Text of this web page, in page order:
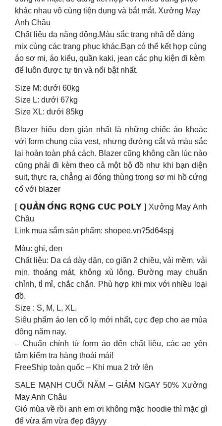
khác nhau vô cùng tiện dụng và bắt mắt. Xưởng May
Anh Châu
Chất liệu dạ năng động.Màu sắc trang nhã dễ dàng
mix cùng các trang phục khác.Bạn có thể kết hợp cùng
áo sơ mi, áo kiểu, quần kaki, jean các phụ kiện đi kèm
để luôn được tự tin và nổi bật nhất.
Size M: dưới 60kg
Size L: dưới 67kg
Size XL: dưới 85kg
Blazer hiểu đơn giản nhất là những chiếc áo khoác
với form chung của vest, nhưng đường cắt và màu sắc
lại hoàn toàn phá cách. Blazer cũng không cần lúc nào
cũng phải đi kèm theo cả một bộ đồ như khi bạn diện
suit, thực ra, chẳng ai đóng thùng trong sơ mi hồ cứng
cổ với blazer
[ 𝗤𝗨𝗔̂̀𝗡 𝗢̂́𝗡𝗚 𝗥𝗢̣̂𝗡𝗚 𝗖𝗨́𝗖 𝗣𝗢𝗟𝗬 ] Xưởng May Anh
Châu
Link mua sắm sản phẩm: shopee.vn?5d64spj
Màu: ghi, đen
Chất liệu: Da cá dày dặn, co giãn 2 chiều, vải mềm, vải
mịn, thoáng mát, không xù lông. Đường may chuẩn
chỉnh, tỉ mỉ, chắc chắn. Phù hợp khi mix với nhiều loại
đồ.
Size : S, M, L, XL.
Siêu phẩm áo len cổ lọ mới nhất, cực đẹp cho ae mùa
đông năm nay.
– Chuẩn chỉnh từ form áo đến chất liệu, các ae yên
tâm kiểm tra hàng thoải mái!
FreeShip toàn quốc – Khi mua 2 trở lên
SALE MẠNH CUỐI NĂM – GIẢM NGAY 50% Xưởng
May Anh Châu
Gió mùa về rồi anh em ơi không mặc hoodie thì mặc gì
để vừa ấm vừa đẹp đâyyy